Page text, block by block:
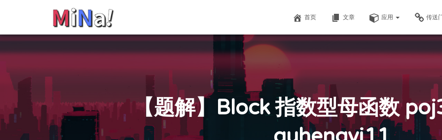
首页 文章 应用 传送
【题解】Block 指数型母函数